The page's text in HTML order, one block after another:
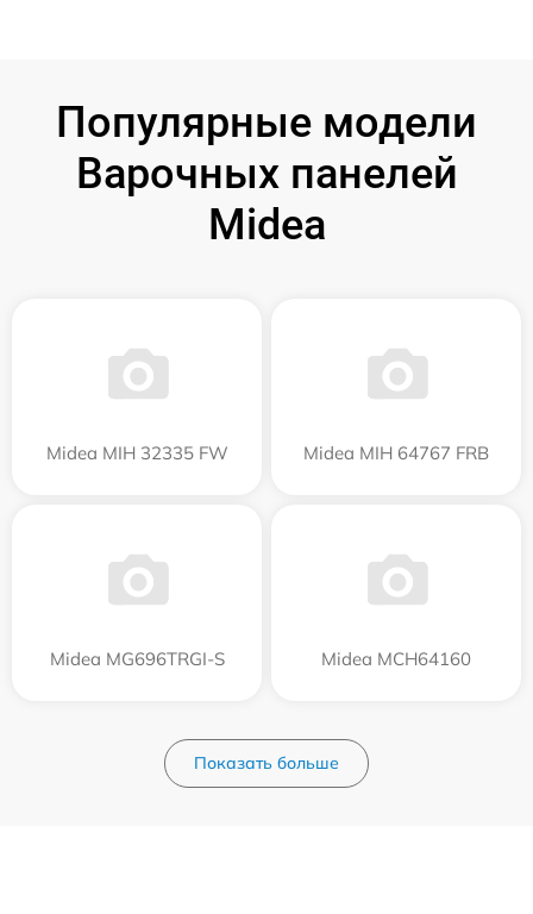
Популярные модели
Варочных панелей
Midea
Midea MIH 32335 FW Midea MIH 64767 FRB
Midea MG696TRGI-S Midea MCH64160
Показать больше